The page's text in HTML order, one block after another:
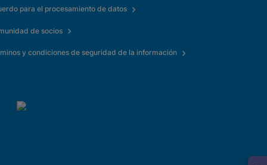
para el procesamiento de datos
de socios
y condiciones de seguridad de la información